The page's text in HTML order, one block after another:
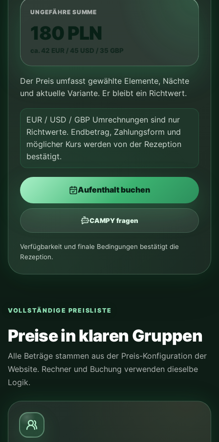
UNGEFÄHRE SUMME
180 PLN
ca. 42 EUR / 45 USD / 35 GBP
Der Preis umfasst gewählte Elemente, Nächte
und aktuelle Variante. Er bleibt ein Richtwert.
EUR / USD / GBP Umrechnungen sind nur
Richtwerte. Endbetrag, Zahlungsform und
möglicher Kurs werden von der Rezeption
bestätigt.
Aufenthalt buchen
CAMPY fragen
Verfügbarkeit und finale Bedingungen bestätigt die
Rezeption.
VOLLSTÄNDIGE PREISLISTE
Preise in klaren Gruppen
Alle Beträge stammen aus der Preis-Konfiguration der
Website. Rechner und Buchung verwenden dieselbe
Logik.